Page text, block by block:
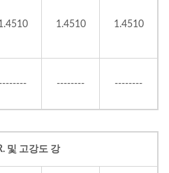
1.4510 1.4510
-------- -------- --------
및 고강도 강